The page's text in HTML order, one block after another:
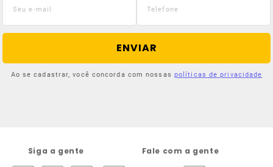
ENVIAR
Ao se cadastrar, você concorda com nossas políticas de privacidade
Siga a gente Fale com a gente